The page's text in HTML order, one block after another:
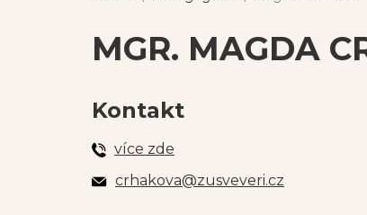
MGR. MAGDA
Kontakt
více zde
crhakova@zusveveri.cz